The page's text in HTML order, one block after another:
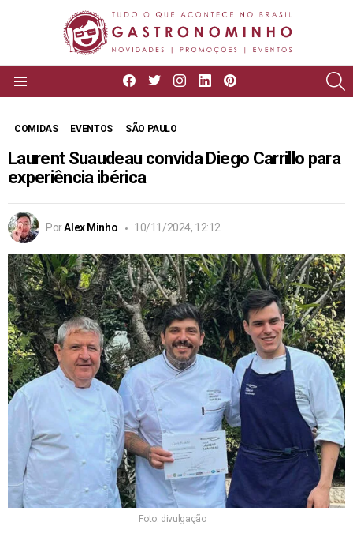
facebooktwitterinstagram
linkedin
COMIDAS EVENTOS SÃO PAULO
Laurent Suaudeau convida Diego Carrillo para
experiência ibérica
PorAlex Minho 10/11/2024, 12:12
Foto: divulgação